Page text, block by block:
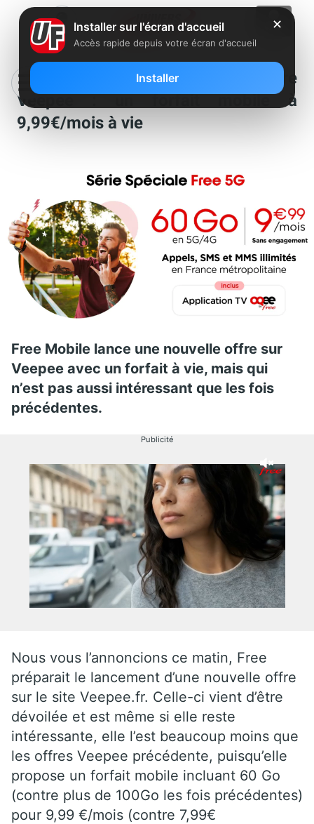
Free dévoile sa nouvelle offre
Veepee : un forfait mobile à
9,99€/mois à vie
Free Mobile lance une nouvelle offre sur
Veepee avec un forfait à vie, mais qui
n’est pas aussi intéressant que les fois
précédentes.
Publicité
Nous vous l’annoncions ce matin, Free
préparait le lancement d’une nouvelle offre
sur le site Veepee.fr. Celle-ci vient d’être
dévoilée et est même si elle reste
intéressante, elle l’est beaucoup moins que
les offres Veepee précédente, puisqu’elle
propose un forfait mobile incluant 60 Go
(contre plus de 100Go les fois précédentes)
pour 9,99 €/mois (contre 7,99€
✕
Installer sur l'écran d'accueil
Accès rapide depuis votre écran d'accueil
Installer